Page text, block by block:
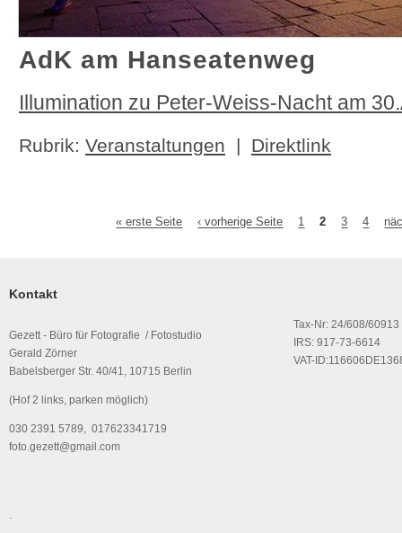
AdK am Hanseatenweg
Illumination zu Peter-Weiss-Nacht am
Rubrik: Veranstaltungen | Direktlink
« erste Seite ‹ vorherige Seite 1 2 3 4
Kontakt
Gezett - Büro für Fotografie / Fotostudio
Gerald Zörner
Babelsberger Str. 40/41, 10715 Berlin
(Hof 2 links, parken möglich)
030 2391 5789, 017623341719
foto.gezett@gmail.com
Tax-Nr: 24/608/60913
IRS: 917-73-6614
VAT-
.